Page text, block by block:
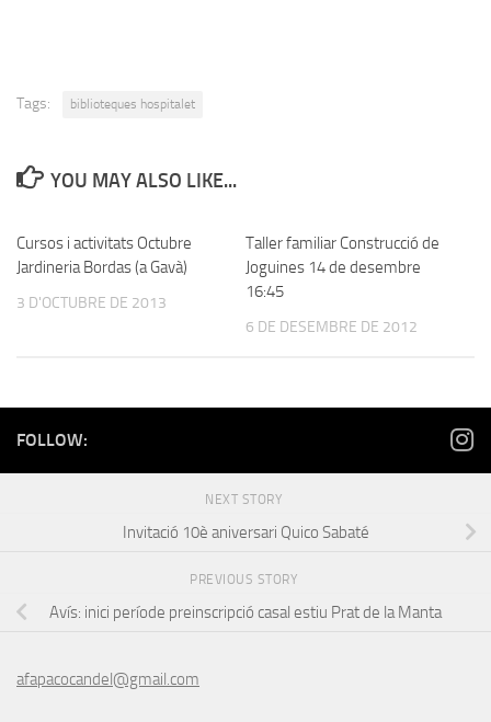
Tags: biblioteques hospitalet
YOU MAY ALSO LIKE...
Cursos i activitats Octubre
Jardineria Bordas (a Gavà)
3 D'OCTUBRE DE 2013
Taller familiar Construcció de
Joguines 14 de desembre
16:45
6 DE DESEMBRE DE 2012
FOLLOW:
NEXT STORY
Invitació 10è aniversari Quico Sabaté
PREVIOUS STORY
Avís: inici període preinscripció casal estiu Prat de la Manta
afapacocandel@gmail.com